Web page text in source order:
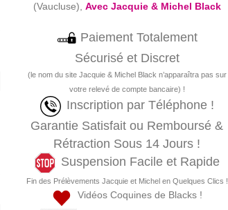
(Vaucluse), Avec Jacquie & Michel Black
Paiement Totalement
Sécurisé et Discret
(le nom du site Jacquie & Michel Black n’apparaîtra pas sur
votre relevé de compte bancaire) !
Inscription par Téléphone !
Garantie Satisfait ou Remboursé &
Rétraction Sous 14 Jours !
Suspension Facile et Rapide
Fin des Prélèvements Jacquie et Michel en Quelques Clics !
Vidéos Coquines de Blacks !